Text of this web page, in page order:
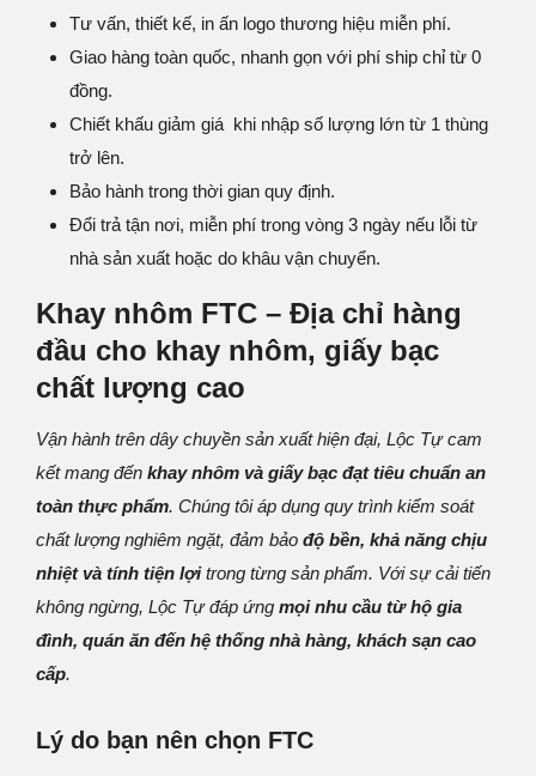
Tư vấn, thiết kế, in ấn logo thương hiệu miễn phí.
Giao hàng toàn quốc, nhanh gọn với phí ship chỉ từ 0
đồng.
Chiết khấu giảm giá khi nhập số lượng lớn từ 1 thùng
trở lên.
Bảo hành trong thời gian quy định.
Đổi trả tận nơi, miễn phí trong vòng 3 ngày nếu lỗi từ
nhà sản xuất hoặc do khâu vận chuyển.
Khay nhôm FTC – Địa chỉ hàng
đầu cho khay nhôm, giấy bạc
chất lượng cao
Vận hành trên dây chuyền sản xuất hiện đại, Lộc Tự cam
kết mang đến khay nhôm và giấy bạc đạt tiêu chuẩn an
toàn thực phẩm. Chúng tôi áp dụng quy trình kiểm soát
chất lượng nghiêm ngặt, đảm bảo độ bền, khả năng chịu
nhiệt và tính tiện lợitrong từng sản phẩm. Với sự cải tiến
không ngừng, Lộc Tự đáp ứng mọi nhu cầu từ hộ gia
đình, quán ăn đến hệ thống nhà hàng, khách sạn cao
cấp.
Lý do bạn nên chọn FTC